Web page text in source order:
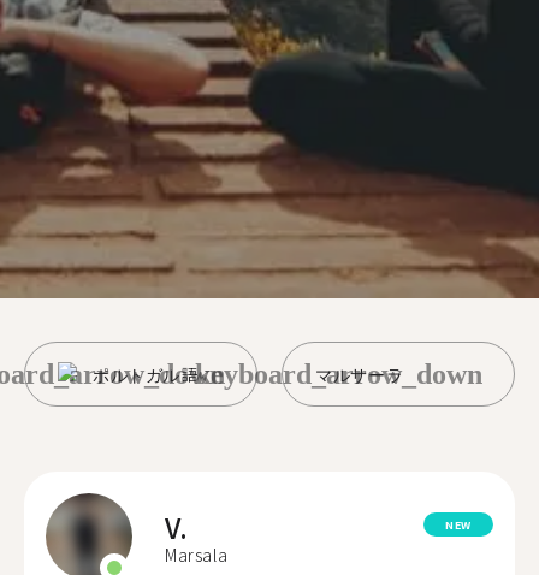
ポルトガル語 マルサーラ
keyboard_arrow_down
V.
Marsala
NEW